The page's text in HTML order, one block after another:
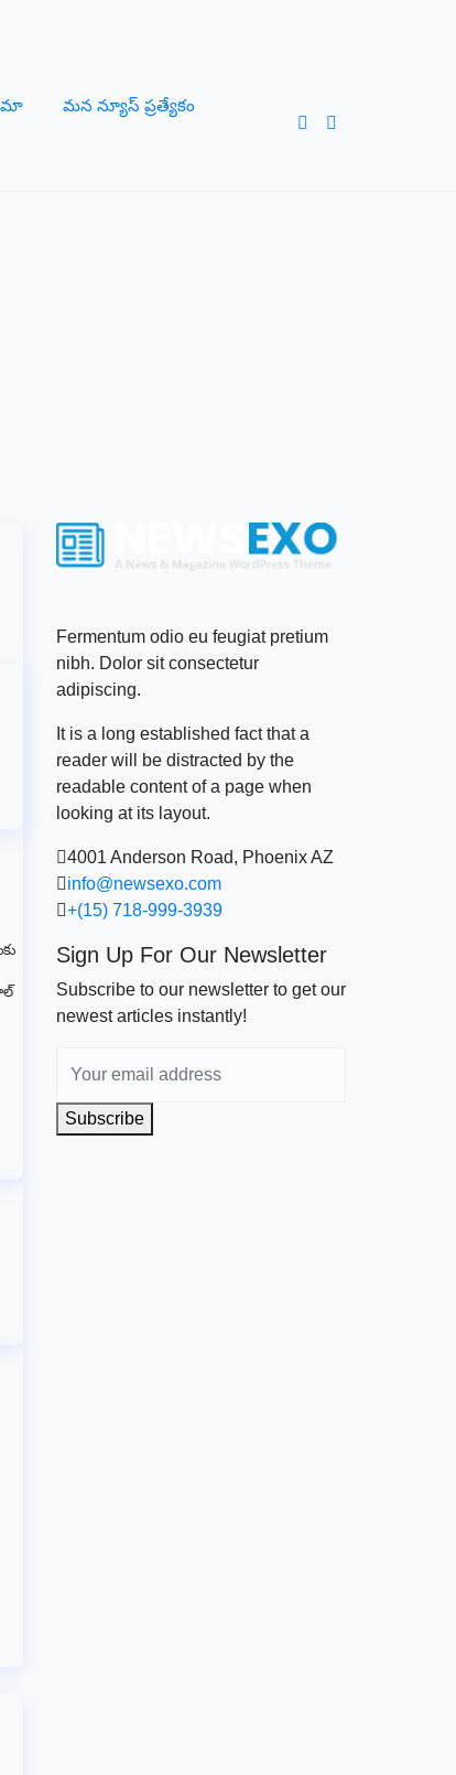
మన న్యూస్ ప్రత్యేకం
Fermentum odio eu feugiat pretium
nibh. Dolor sit consectetur
adipiscing.
It is a long established fact that a
reader will be distracted by the
readable content of a page when
looking at its layout.
4001 Anderson Road, Phoenix AZ
info@newsexo.com
+(15) 718-999-3939
Sign Up For Our Newsletter
Subscribe to our newsletter to get our
newest articles instantly!
Subscribe